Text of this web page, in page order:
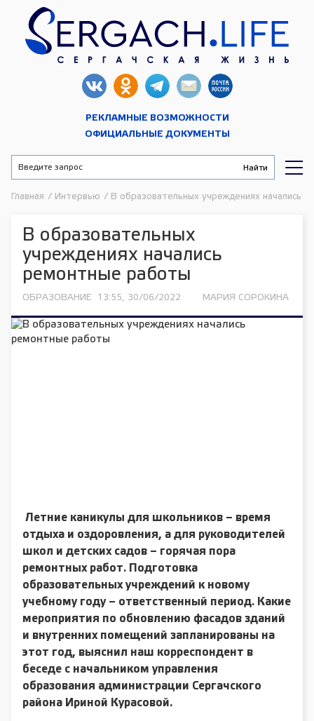
РЕКЛАМНЫЕ ВОЗМОЖНОСТИ
ОФИЦИАЛЬНЫЕ ДОКУМЕНТЫ
Главная / Интервью / В образовательных учреждениях начались
В образовательных
учреждениях начались
ремонтные работы
ОБРАЗОВАНИЕ 13:55, 30/06/2022 МАРИЯ СОРОКИНА
Летние каникулы для школьников – время
отдыха и оздоровления, а для руководителей
школ и детских садов – горячая пора
ремонтных работ. Подготовка
образовательных учреждений к новому
учебному году – ответственный период. Какие
мероприятия по обновлению фасадов зданий
и внутренних помещений запланированы на
этот год, выяснил наш корреспондент в
беседе с начальником управления
образования администрации Сергачского
района Ириной Курасовой.